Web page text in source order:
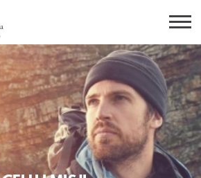
PL EN BG
Szukaj
CO DAJE ŻYCIE Z JEZUSEM?
OTWARTE